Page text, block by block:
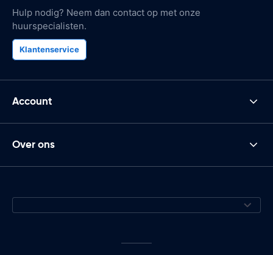
Hulp nodig? Neem dan contact op met onze
huurspecialisten.
Klantenservice
Account
Over ons